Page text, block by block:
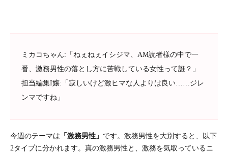
ミカコちゃん:「ねぇねぇイシジマ、AM読者様の中で一
番、激務男性の落とし方に苦戦している女性って誰？」
担当編集I嬢:「寂しいけど激ヒマな人よりは良い……ジレ
ンマですね」
今週のテーマは 「激務男性」 です。激務男性を大別すると、以下
2タイプに分かれます。真の激務男性と、激務を気取っているニ